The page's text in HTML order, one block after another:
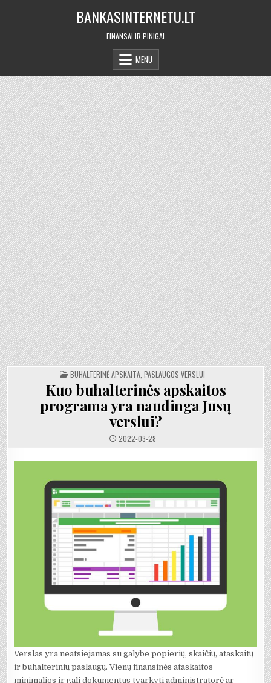
BANKASINTERNETU.LT
FINANSAI IR PINIGAI
MENU
POSTED
IN
BUHALTERINĖ APSKAITA PASLAUGOS VERSLUI
Kuo buhalterinės apskaitos
programa yra naudinga Jūsų
verslui?
2022-03-28
Verslas yra neatsiejamas su galybe popierių, skaičių, ataskaitų
ir buhalterinių paslaugų. Vienų finansinės ataskaitos
minimalios ir gali dokumentus tvarkyti administratorė ar